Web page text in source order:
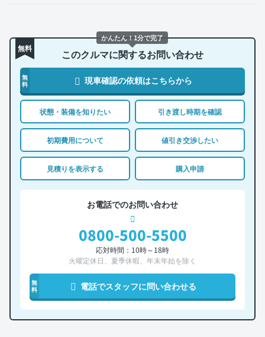
無料 このクルマに関するお問い合わせ
無
料
現車確認の依頼はこちらから
状態・装備を知りたい 引き渡し時期を確認
初期費用について 値引き交渉したい
見積りを表示する 購入申請
お電話でのお問い合わせ
0800-500-5500
応対時間：10時～18時
火曜定休日、夏季休暇、年末年始を除く
無
料
電話でスタッフに問い合わせる
かんたん！1分で完了